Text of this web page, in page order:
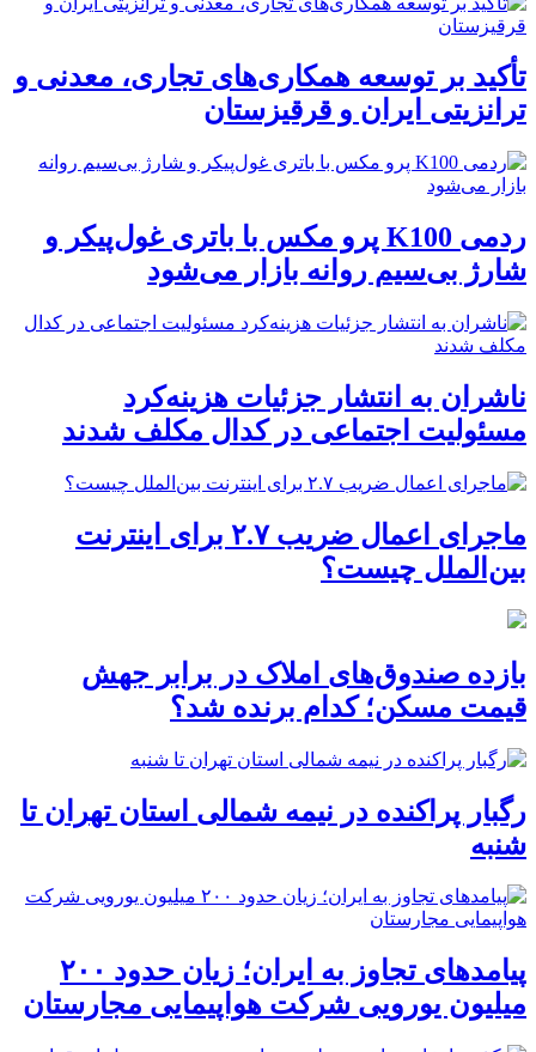
تأکید بر توسعه همکاری‌های تجاری، معدنی و
ترانزیتی ایران و قرقیزستان
ردمی K100 پرو مکس با باتری غول‌پیکر و
شارژ بی‌سیم روانه بازار می‌شود
ناشران به انتشار جزئیات هزینه‌کرد
مسئولیت اجتماعی در کدال مکلف شدند
ماجرای اعمال ضریب ۲.۷ برای اینترنت
بین‌الملل چیست؟
بازده صندوق‌های املاک در برابر جهش
قیمت مسکن؛ کدام برنده شد؟
رگبار پراکنده در نیمه شمالی استان تهران تا
شنبه
پیامدهای تجاوز به ایران؛ زیان حدود ۲۰۰
میلیون یورویی شرکت هواپیمایی مجارستان